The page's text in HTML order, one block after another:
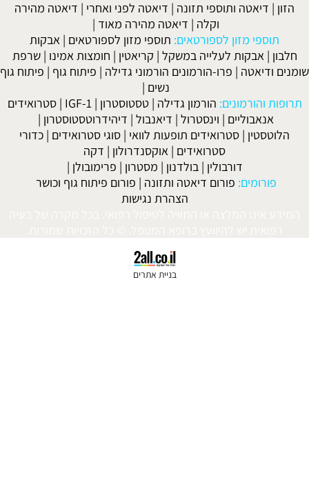
|דיאטה לפני ואחרי|דיאטה מהירה
דיאטה מהירה מאוד|
תוספי מזון לספורטאים| אבקות
במשקל | קריאטין|חומצות אמינו |שרפת
הורמוני גדילה|פיתוח גוף|פיתוח גוף
גדילה |טסטוסטרון|
IGF-1
|סטרואידים
דיאנבול|דיהידרוטסטוסטרון|
תופעות לוואי |סוגי סטרואידים| כדורי
אוקסנדרולון|דקה
מסטרון|פרימובולן|
ותזונה|פורום פיתוח גוף וכושר